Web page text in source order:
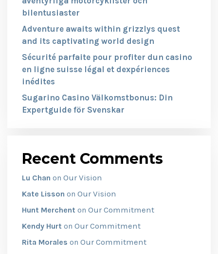
bilentusiaster
Adventure awaits within grizzlys quest
and its captivating world design
Sécurité parfaite pour profiter dun casino
en ligne suisse légal et dexpériences
inédites
Sugarino Casino Välkomstbonus: Din
Expertguide för Svenskar
Recent Comments
Lu Chan on Our Vision
Kate Lisson on Our Vision
Hunt Merchent on Our Commitment
Kendy Hurt on Our Commitment
Rita Morales on Our Commitment